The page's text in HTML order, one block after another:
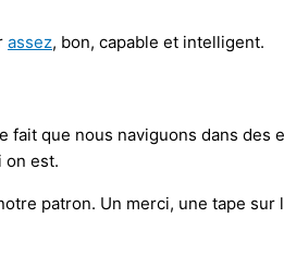
assez, bon, capable et intelligent.
que nous naviguons dans des
on est.
patron. Un merci, une tape sur